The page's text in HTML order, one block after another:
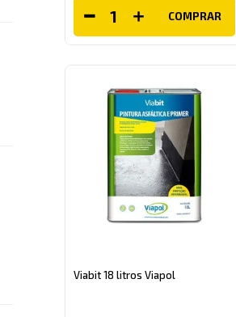
COMPRAR
Viabit 18 litros Viapol